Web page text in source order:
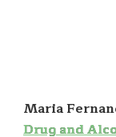
Maria
Drug and